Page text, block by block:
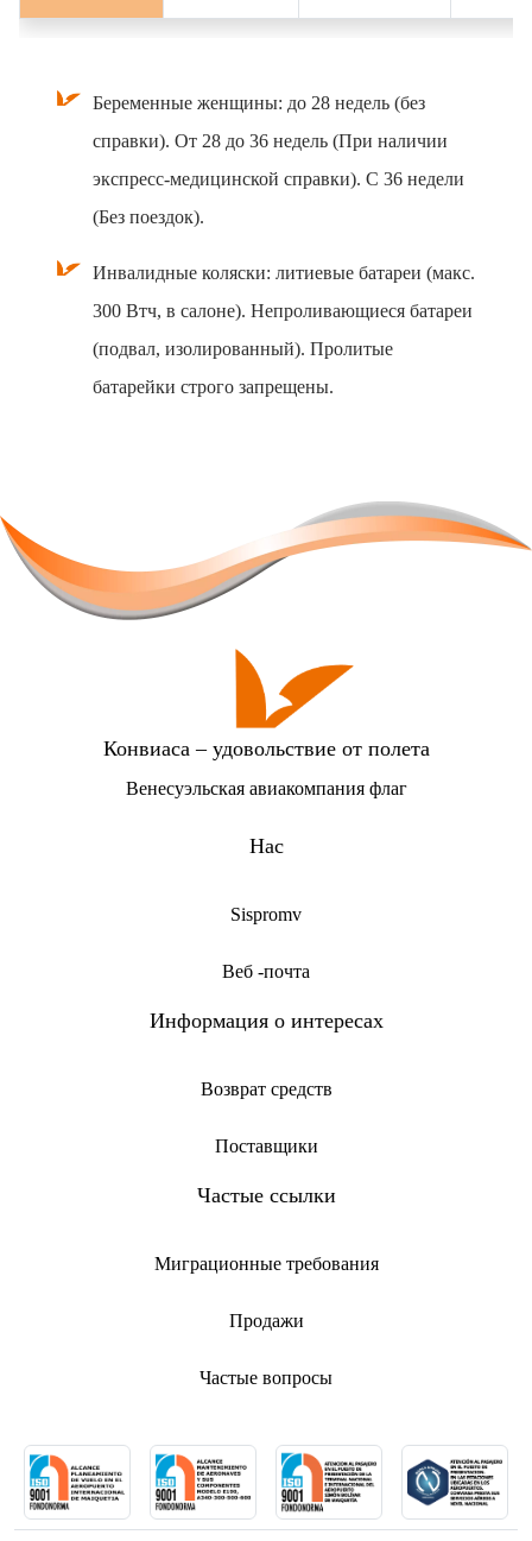
Беременные женщины: до 28 недель (без
справки). От 28 до 36 недель (При наличии
экспресс-медицинской справки). С 36 недели
(Без поездок).
Инвалидные коляски: литиевые батареи (макс.
300 Втч, в салоне). Непроливающиеся батареи
(подвал, изолированный). Пролитые
батарейки строго запрещены.
Конвиаса – удовольствие от полета
Венесуэльская авиакомпания флаг
Нас
Sispromv
Веб -почта
Информация о интересах
Возврат средств
Поставщики
Частые ссылки
Миграционные требования
Продажи
Частые вопросы